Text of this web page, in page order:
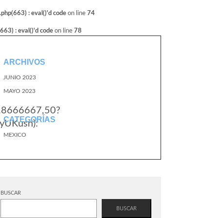
: eval()'d code on line 74
: eval()'d code on line 78
ARCHIVOS
JUNIO 2023
MAYO 2023
CATEGORÍAS
MEXICO
BUSCAR
BUSCAR